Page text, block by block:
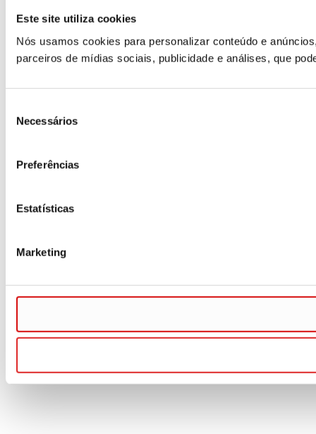
Este site utiliza cookies
Nós usamos cookies para personalizar conteúdo e
parceiros de mídias sociais, publicidade e análises, que
Necessários
Preferências
Estatísticas
Marketing